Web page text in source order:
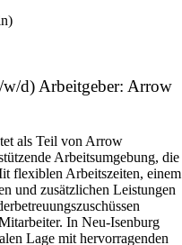
w/d) Arbeitgeber: Arrow
als Teil von Arrow
Arbeitsumgebung, die
flexiblen Arbeitszeiten, einem
und zusätzlichen Leistungen
In Neu-Isenburg
Lage mit hervorragenden